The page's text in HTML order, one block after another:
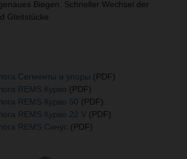
Biegen. Schneller Wechsel der
Gleitstücke.
Сегменты и упоры (PDF)
REMS Курво (PDF)
REMS Курво 50 (PDF)
REMS Курво 22 V (PDF)
REMS Синус (PDF)